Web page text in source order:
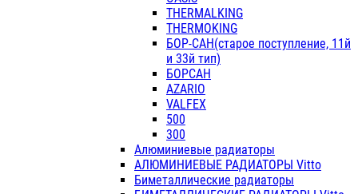
THERMALKING
THERMOKING
БОР-САН(старое поступление, 11й
и 33й тип)
БОРСАН
AZARIO
VALFEX
500
300
Алюминиевые радиаторы
АЛЮМИНИЕВЫЕ РАДИАТОРЫ Vitto
Биметаллические радиаторы